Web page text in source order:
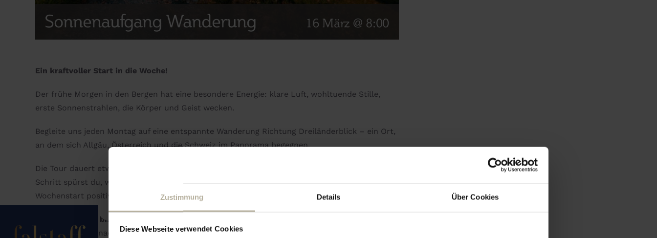
Zustimmung Details Über Cookies
Diese Webseite verwendet Cookies
Sonnenaufgang Wanderung 16 März @ 8:00
Ein kraftvoller Start in die Woche!
Der frühe Morgen in den Bergen hat eine besondere Energie: klare Luft, wohltuende Stille,
erste Sonnenstrahlen, die Körper und Geist wecken.
Begleite uns jeden Montag auf eine entspannte Wanderung Richtung Dreiländerblick – ein Ort,
an dem sich Allgäu, Österreich und die Schweiz im Panorama begegnen.
Die Tour dauert etwa zwei Stunden und eignet sich auch für gemütliche Wanderer. Mit jedem
Schritt spürst du, wie die Kraft der Natur und die Wärme der aufgehenden Sonne deinen
Wochenstart positiv aufladen.
bis Sonntag, 16:00 Uhr
empfohlen. Und nach der Rückkehr? Wartet bereits unser Frühstück – genussvoll, stärkend,